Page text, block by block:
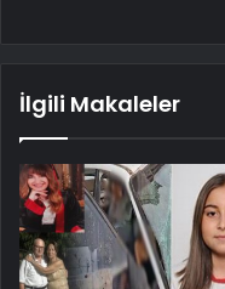
İlgili Makaleler